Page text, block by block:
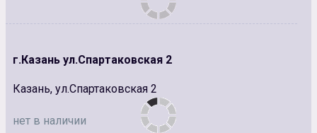
г.Казань ул.Спартаковская 2
Казань, ул.Спартаковская 2
нет в наличии